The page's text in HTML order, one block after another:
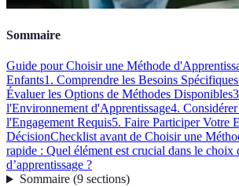
Sommaire
Guide pour Choisir une Méthode
Enfants1. Comprendre les Besoins
Évaluer les Options de Méthodes Disponibles
l'Environnement d'Apprentissage4.
l'Engagement Requis5. Faire Participer Votre
DécisionChecklist avant de Choisir une
rapide : Quel élément est crucial dans le choix
d’apprentissage ?
Sommaire(9 sections)